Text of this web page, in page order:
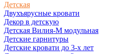
Детская
Двухъярусные кровати
Декор в детскую
Детская Вилия-М модульная
Детские гарнитуры
Детские кровати до 3-х лет